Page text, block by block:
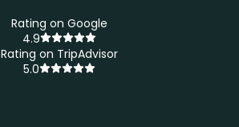
Rating on Google
4.9
Rating on TripAdvisor
5.0